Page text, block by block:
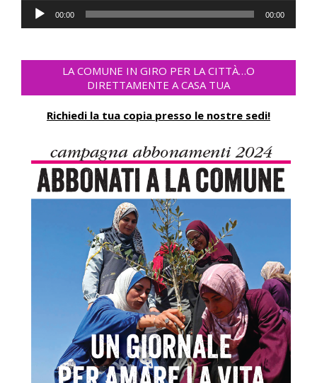
Audio
Player
00:00 00:00
LA COMUNE IN GIRO PER LA CITTÀ…O
DIRETTAMENTE A CASA TUA
Richiedi la tua copia presso le nostre sedi!